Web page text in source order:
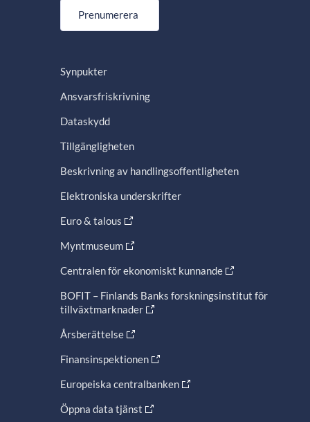
Prenumerera
Synpukter
Ansvarsfriskrivning
Dataskydd
Tillgängligheten
Beskrivning av handlingsoffentligheten
Elektroniska underskrifter
Euro & talous
Myntmuseum
Centralen för ekonomiskt kunnande
BOFIT – Finlands Banks forskningsinstitut för
tillväxtmarknader
Årsberättelse
Finansinspektionen
Europeiska centralbanken
Öppna data tjänst